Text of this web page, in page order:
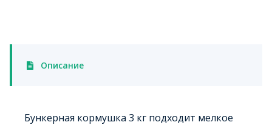
Описание
Бункерная кормушка 3 кг подходит мелкое